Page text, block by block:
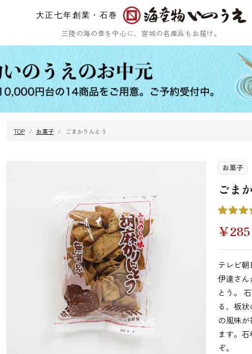
大正七年創業・石巻
三陸の海の幸を中心に、宮城の名産品もお届け。
その他海藻 さんま
いわし あじ
TOP お菓子 ごまかりんとう
お菓子
ごま
￥285
テレビ
伊達さ
とう。
る、板
の風味
ます。
ぞ。